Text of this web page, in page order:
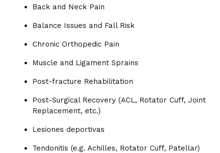
Back and Neck Pain
Balance Issues and Fall Risk
Chronic Orthopedic Pain
Muscle and Ligament Sprains
Post-fracture Rehabilitation
Post-Surgical Recovery (ACL, Rotator Cuff, Joint
Replacement, etc.)
Lesiones deportivas
Tendonitis (e.g. Achilles, Rotator Cuff, Patellar)